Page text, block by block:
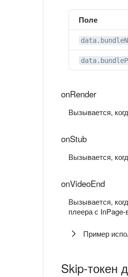
Поле
onRender
Вызывается,
onStub
Вызывается,
onVideoEnd
Вызывается,
плеера с
Пример
Skip-токен